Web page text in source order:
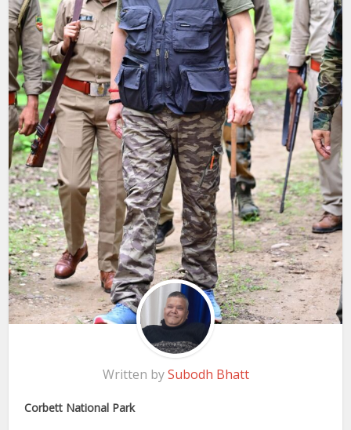
Written bySubodh Bhatt
Corbett National Park